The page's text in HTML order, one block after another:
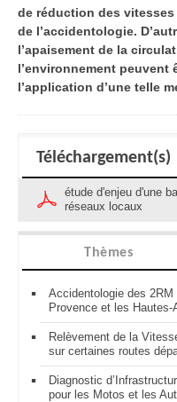
de réduction des vitesses
de l’accidentologie.
l’apaisement de la
l’environnement peuvent
l’application d’une telle
Téléchargement(s)
étude d'enjeu d'une
réseaux locaux
Thèmes
Accidentologie des
Provence et les Hautes-
Relèvement de la
sur certaines routes
Diagnostic
pour les Motos et les